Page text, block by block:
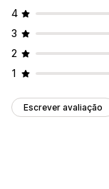
4
3
2
1
Escrever avaliação